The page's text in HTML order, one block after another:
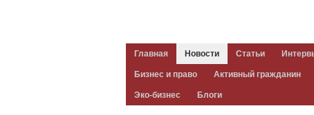
Главная Новости Статьи
Бизнес и право Активный гражданин
Эко-бизнес Блоги